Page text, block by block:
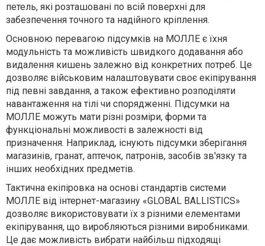
петель, які розташовані по всій поверхні для
забезпечення точного та надійного кріплення.
Основною перевагою підсумків на МОЛЛЕ є їхня
модульність та можливість швидкого додавання або
видалення кишень залежно від конкретних потреб. Це
дозволяє військовим налаштовувати своє екіпірування
під певні завдання, а також ефективно розподіляти
навантаження на тілі чи спорядженні. Підсумки на
МОЛЛЕ можуть мати різні розміри, форми та
функціональні можливості в залежності від
призначення. Наприклад, існують підсумки зберігання
магазинів, гранат, аптечок, патронів, засобів зв'язку та
інших необхідних предметів.
Тактична екіпіровка на основі стандартів системи
МОЛЛЕ від інтернет-магазину «GLOBAL BALLISTICS»
дозволяє використовувати їх з різними елементами
екіпірування, що виробляються різними виробниками.
Це дає можливість вибрати найбільш підходящі